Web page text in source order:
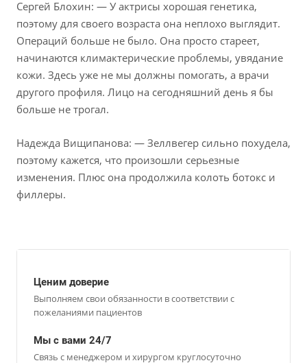
Сергей Блохин: — У актрисы хорошая генетика,
поэтому для своего возраста она неплохо выглядит.
Операций больше не было. Она просто стареет,
начинаются климактерические проблемы, увядание
кожи. Здесь уже не мы должны помогать, а врачи
другого профиля. Лицо на сегодняшний день я бы
больше не трогал.
Надежда Вищипанова: — Зеллвегер сильно похудела,
поэтому кажется, что произошли серьезные
изменения. Плюс она продолжила колоть ботокс и
филлеры.
Ценим доверие
Выполняем свои обязанности в соответствии с
пожеланиями пациентов
Мы с вами 24/7
Связь с менеджером и хирургом круглосуточно